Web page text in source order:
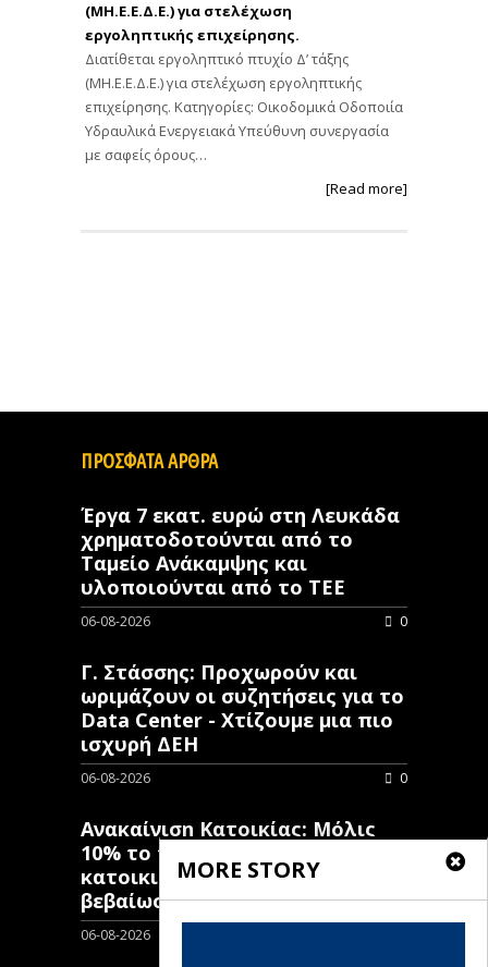
(ΜΗ.Ε.Ε.Δ.Ε.) για στελέχωση
εργοληπτικής επιχείρησης.
Διατίθεται εργοληπτικό πτυχίο Δ’ τάξης
(ΜΗ.Ε.Ε.Δ.Ε.) για στελέχωση εργοληπτικής
επιχείρησης. Κατηγορίες: Οικοδομικά Οδοποιία
Υδραυλικά Ενεργειακά Υπεύθυνη συνεργασία
με σαφείς όρους…
[Read more]
MORE STORY
ΠΡΟΣΦΑΤΑ ΑΡΘΡΑ
Έργα 7 εκατ. ευρώ στη Λευκάδα
χρηματοδοτούνται από το
Ταμείο Ανάκαμψης και
υλοποιούνται από το ΤΕΕ
06-08-2026 0
Γ. Στάσσης: Προχωρούν και
ωριμάζουν οι συζητήσεις για το
Data Center - Χτίζουμε μια πιο
ισχυρή ΔΕΗ
06-08-2026 0
Ανακαίνιση Κατοικίας: Μόλις
10% το ποσοστό των κλειστών
κατοικιών που έχουν λάβει
βεβαίωση ένταξης
06-08-2026